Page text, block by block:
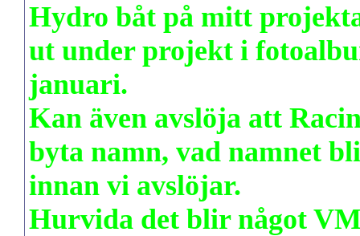
Hydro båt på mitt
ut under projekt i
januari.
Kan även avslöja att
byta namn, vad namnet
innan vi avslöjar.
Hurvida det blir något